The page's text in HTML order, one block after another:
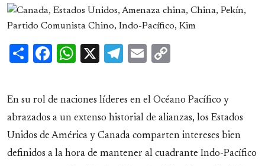
ShareFacebook
WhatsApp
X Telegram
Email
En su rol de naciones líderes en el Océano Pacífico y
abrazados a un extenso historial de alianzas, los Estados
Unidos de América y Canada comparten intereses bien
definidos a la hora de mantener al cuadrante Indo-Pacífico